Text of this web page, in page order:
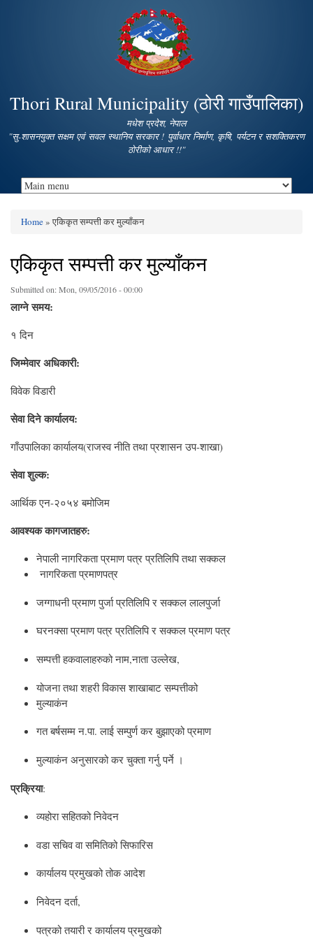
main
content
Thori Rural Municipality (ठोरी गाउँपालिका)
मधेश प्रदेश, नेपाल
"सु-शासनयुक्त सक्षम एवं सवल स्थानिय सरकार ! पुर्वाधार निर्माण, कृषि, पर्यटन र सशक्तिकरण
ठोरीको आधार !!"
You are here
Home» एकिकृत सम्पत्ती कर मुल्याँकन
एकिकृत सम्पत्ती कर मुल्याँकन
Submitted on:Mon, 09/05/2016 - 00:00
लाग्ने समय:
१ दिन
जिम्मेवार अधिकारी:
विवेक विडारी
सेवा दिने कार्यालय:
गाँउपालिका कार्यालय(राजस्व नीति तथा प्रशासन उप-शाखा)
सेवा शुल्क:
आर्थिक एन-२०५४ बमोजिम
आवश्यक कागजातहरु:
नेपाली नागरिकता प्रमाण पत्र प्रतिलिपि तथा सक्कल
नागरिकता प्रमाणपत्र
जग्गाधनी प्रमाण पुर्जा प्रतिलिपि र सक्कल लालपुर्जा
घरनक्सा प्रमाण पत्र प्रतिलिपि र सक्कल प्रमाण पत्र
सम्पत्ती हकवालाहरुको नाम,नाता उल्लेख,
योजना तथा शहरी विकास शाखाबाट सम्पत्तीको
मुल्याकंन
गत बर्षसम्म न.पा. लाई सम्पुर्ण कर बुझाएको प्रमाण
मुल्याकंन अनुसारको कर चुक्ता गर्नु पर्ने ।
प्रक्रिया:
व्यहोरा सहितको निवेदन
वडा सचिव वा समितिको सिफारिस
कार्यालय प्रमुखको तोक आदेश
निवेदन दर्ता,
पत्रको तयारी र कार्यालय प्रमुखको